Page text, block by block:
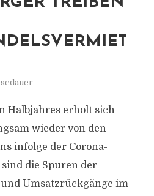
Halbjahres erholt sich
wieder von den
infolge der Corona-
die Spuren der
Umsatzrückgänge im